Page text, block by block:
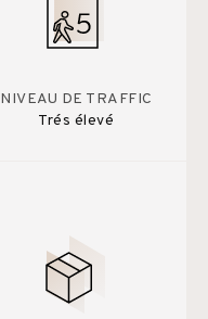
NIVEAU DE TRAFFIC
Trés élevé